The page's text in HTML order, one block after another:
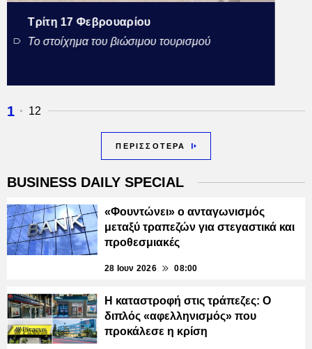
Τρίτη 17 Φεβρουαρίου
Το στοίχημα του βιώσιμου τουρισμού
1 12
ΠΕΡΙΣΣΟΤΕΡΑ
BUSINESS DAILY SPECIAL
«Φουντώνει» ο ανταγωνισμός
μεταξύ τραπεζών για στεγαστικά και
προθεσμιακές
28 Ιουν 2026 08:00
Η καταστροφή στις τράπεζες: Ο
διπλός «αφελληνισμός» που
προκάλεσε η κρίση